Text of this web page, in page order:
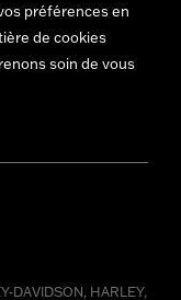
préférences en
de cookies
soin de vous
DAVIDSON, HARLEY,